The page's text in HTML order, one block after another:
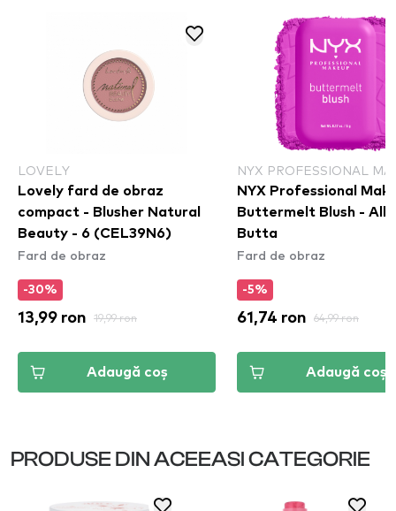
LOVELY
Lovely fard de obraz
compact - Blusher Natural
Beauty - 6 (CEL39N6)
Fard de obraz
-30%
13,99 ron 19,99 ron
Adaugă coș
NYX PROFESSIONAL
NYX Professional
Buttermelt Blush - All
Butta​
Fard de obraz
-5%
61,74 ron 64,99 ron
Adaugă coș
PRODUSE DIN ACEEASI CATEGORIE